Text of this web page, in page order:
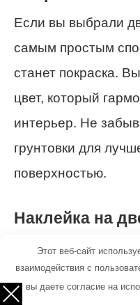
Если вы выбрали
самым простым
станет покраска.
цвет, который
интерьер. Не
грунтовки для
поверхностью.
Наклейка на
Ещё один
использование
плёнки. Они могут
Этот веб-сайт
взаимодействия с
вы даете согласие на